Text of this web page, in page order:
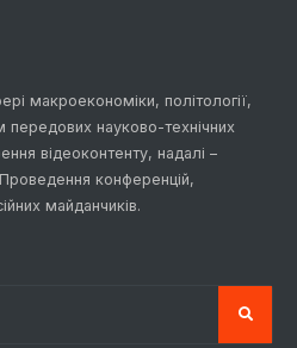
макроекономіки, політології,
передових науково-технічних
відеоконтенту, надалі –
конференцій,
майданчиків.